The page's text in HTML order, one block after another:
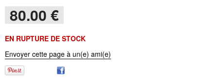
80.00 €
EN RUPTURE DE STOCK
Envoyer cette page à un(e) ami(e)